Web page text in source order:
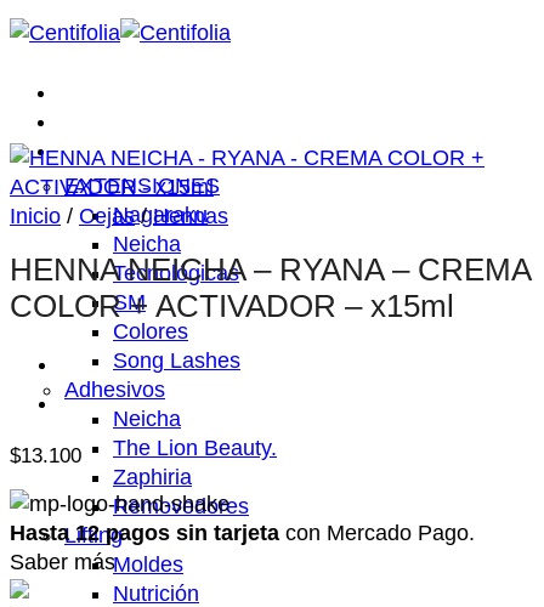
Saltar
Tienda
EXTENSIONES
Nagaraku
Neicha
Tecnológicas
SM
Colores
Song Lashes
Adhesivos
Neicha
The Lion Beauty.
Zaphiria
Removedores
Lifting
Moldes
Nutrición
Inicio / Cejas / Hennas
HENNA NEICHA – RYANA – CREMA
COLOR + ACTIVADOR – x15ml
$13.100
Hasta 12 pagos sin tarjeta con Mercado Pago.
Saber más